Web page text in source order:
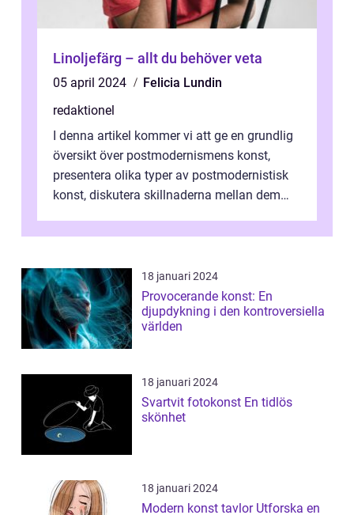
Linoljefärg – allt du behöver veta
05 april 2024
Felicia Lundin
redaktionel
I denna artikel kommer vi att ge en grundlig
översikt över postmodernismens konst,
presentera olika typer av postmodernistisk
konst, diskutera skillnaderna mellan dem
18 januari 2024
Provocerande konst: En
djupdykning i den kontroversiella
världen
18 januari 2024
Svartvit fotokonst En tidlös
skönhet
18 januari 2024
Modern konst tavlor Utforska en